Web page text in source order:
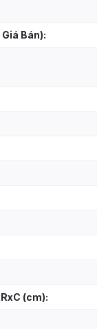
Bán):
(cm):